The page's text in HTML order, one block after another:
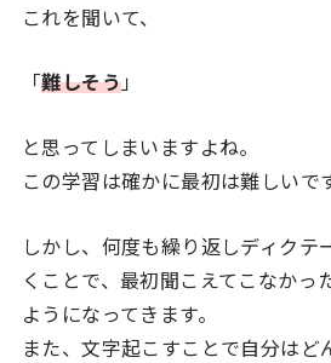
これを聞いて、
「難しそう」
と思ってしまいますよね。
この学習は確かに最初は難しいです
しかし、何度も繰り返しディクテ
くことで、最初聞こえてこなかっ
ようになってきます。
また、文字起こすことで自分はど